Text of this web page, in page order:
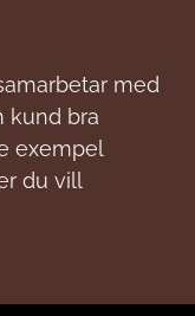
med
kund bra
exempel
du vill